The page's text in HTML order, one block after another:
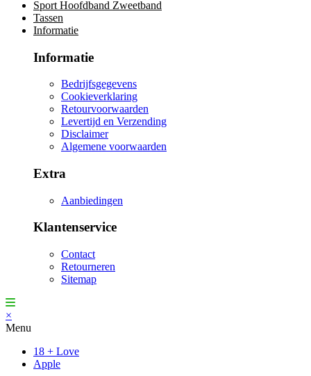
Sport Hoofdband Zweetband
Tassen
Informatie
Informatie
Bedrijfsgegevens
Cookieverklaring
Retourvoorwaarden
Levertijd en Verzending
Disclaimer
Algemene voorwaarden
Extra
Aanbiedingen
Klantenservice
Contact
Retourneren
Sitemap
×
Menu
18 + Love
Apple